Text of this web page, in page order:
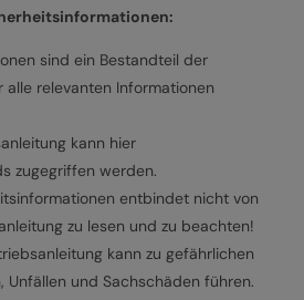
sind ein Bestandteil der
alle relevanten Informationen
kann hier
zugegriffen werden.
entbindet nicht von
zu lesen und zu beachten!
kann zu gefährlichen
Unfällen und Sachschäden führen.